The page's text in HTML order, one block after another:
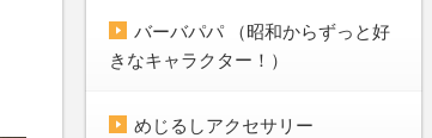
バーバパパ （昭和からずっと好
きなキャラクター！）
めじるしアクセサリー